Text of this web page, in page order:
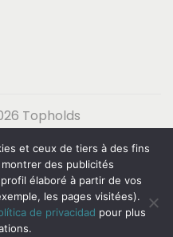
Topholds
English (Anglais )
)
Français
Italiano(Italien)
et ceux de tiers à des fins
des publicités
élaboré à partir de vos
les pages visitées).
de privacidad pour plus